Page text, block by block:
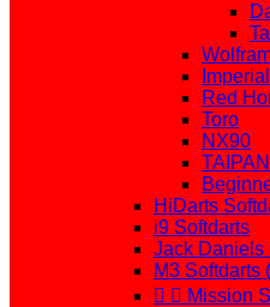
Red
Toro
NX90
TAIPAN
HiDarts
i9 Softdarts
Jack Daniels
M3 Softdarts
  Mission